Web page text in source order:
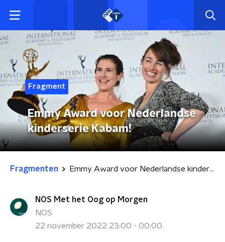
Fragment
Emmy Award voor Nederlandse
kinderserie Kabam!
Fragmenten Emmy Award voor Nederlandse kinderserie Kabam!
NOS Met het Oog op Morgen
NOS
22 november 2022 23:00 - 00:00